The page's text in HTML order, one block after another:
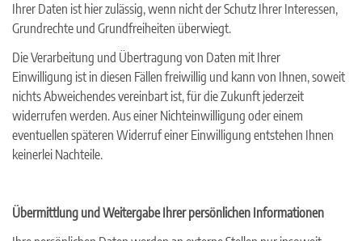
Ihrer Daten ist hier zulässig, wenn nicht der Schutz Ihrer Interessen,
Grundrechte und Grundfreiheiten überwiegt.
Die Verarbeitung und Übertragung von Daten mit Ihrer
Einwilligung ist in diesen Fällen freiwillig und kann von Ihnen, soweit
nichts Abweichendes vereinbart ist, für die Zukunft jederzeit
widerrufen werden. Aus einer Nichteinwilligung oder einem
eventuellen späteren Widerruf einer Einwilligung entstehen Ihnen
keinerlei Nachteile.
Übermittlung und Weitergabe Ihrer persönlichen Informationen